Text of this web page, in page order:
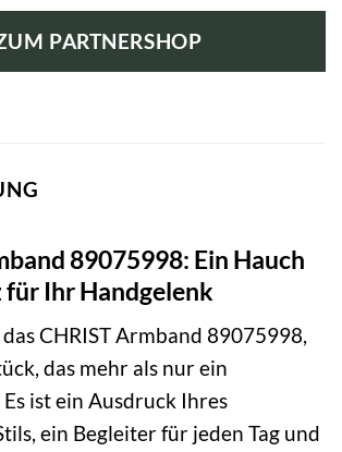
PARTNERSHOP
89075998: Ein Hauch
für Ihr Handgelenk
CHRIST Armband 89075998,
das mehr als nur ein
ist ein Ausdruck Ihres
ein Begleiter für jeden Tag und